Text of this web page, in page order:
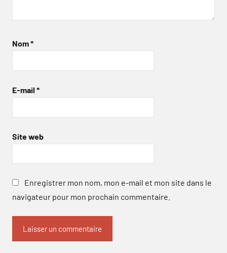
Nom*
E-mail *
Site web
Enregistrer mon nom, mon e-mail et mon site dans le
navigateur pour mon prochain commentaire.